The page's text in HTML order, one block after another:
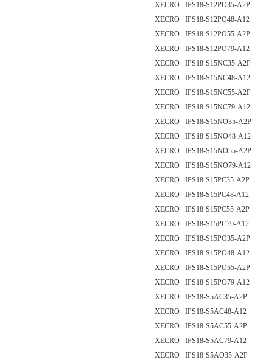
XECRO IPS18-S12PO35-A2P
XECRO IPS18-S12PO48-A12
XECRO IPS18-S12PO55-A2P
XECRO IPS18-S12PO79-A12
XECRO IPS18-S15NC35-A2P
XECRO IPS18-S15NC48-A12
XECRO IPS18-S15NC55-A2P
XECRO IPS18-S15NC79-A12
XECRO IPS18-S15NO35-A2P
XECRO IPS18-S15NO48-A12
XECRO IPS18-S15NO55-A2P
XECRO IPS18-S15NO79-A12
XECRO IPS18-S15PC35-A2P
XECRO IPS18-S15PC48-A12
XECRO IPS18-S15PC55-A2P
XECRO IPS18-S15PC79-A12
XECRO IPS18-S15PO35-A2P
XECRO IPS18-S15PO48-A12
XECRO IPS18-S15PO55-A2P
XECRO IPS18-S15PO79-A12
XECRO IPS18-S5AC35-A2P
XECRO IPS18-S5AC48-A12
XECRO IPS18-S5AC55-A2P
XECRO IPS18-S5AC79-A12
XECRO IPS18-S5AO35-A2P